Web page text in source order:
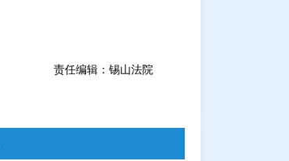
责任编辑：锡山法院